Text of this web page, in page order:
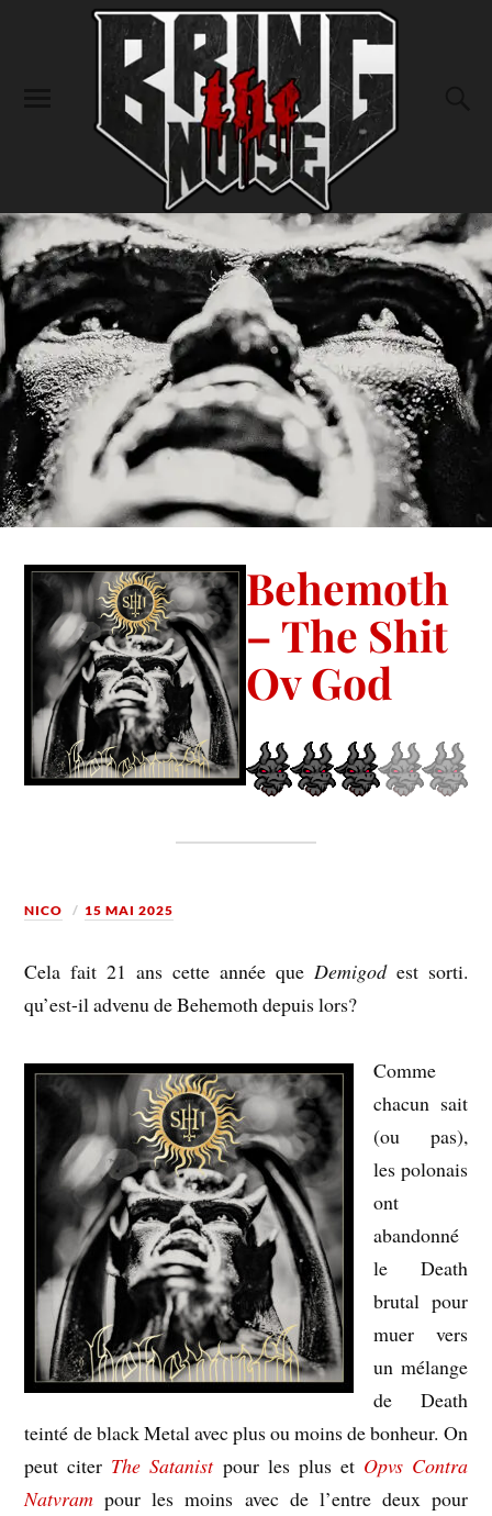
Behemoth
– The Shit
Ov God
NICO 15 MAI 2025
Cela fait 21 ans cette année que Demigod est sorti.
qu’est-il advenu de Behemoth depuis lors?
Comme
chacun sait
(ou pas),
les polonais
ont
abandonné
le Death
brutal pour
muer vers
un mélange
de Death
teinté de black Metal avec plus ou moins de bonheur. On
peut citer The Satanistpour les plus et Opvs Contra
Natvram pour les moins avec de l’entre deux pour